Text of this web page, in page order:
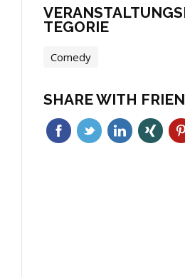
TEGORIE
Comedy
SHARE WITH